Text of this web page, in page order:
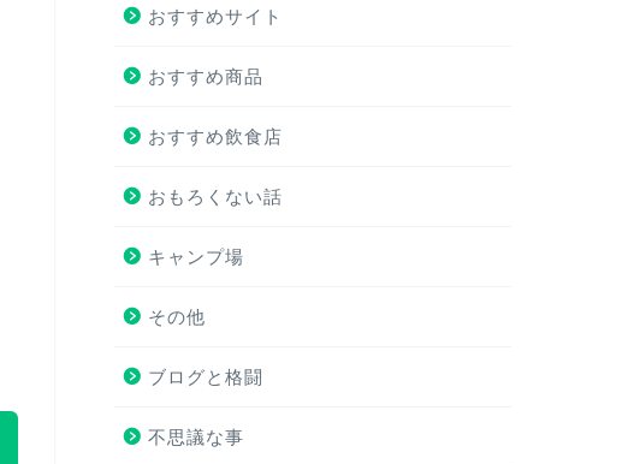
おすすめサイト
おすすめ商品
おすすめ飲食店
おもろくない話
キャンプ場
その他
ブログと格闘
不思議な事